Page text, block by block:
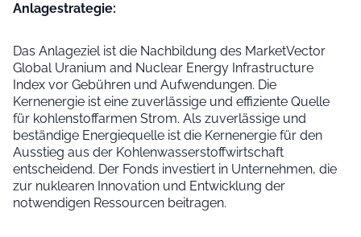
Anlage­strategie:
Das Anlageziel ist die Nachbildung des MarketVector
Global Uranium and Nuclear Energy Infrastructure
Index vor Gebühren und Aufwendungen. Die
Kernenergie ist eine zuverlässige und effiziente Quelle
für kohlenstoffarmen Strom. Als zuverlässige und
beständige Energiequelle ist die Kernenergie für den
Ausstieg aus der Kohlenwasserstoffwirtschaft
entscheidend. Der Fonds investiert in Unternehmen, die
zur nuklearen Innovation und Entwicklung der
notwendigen Ressourcen beitragen.